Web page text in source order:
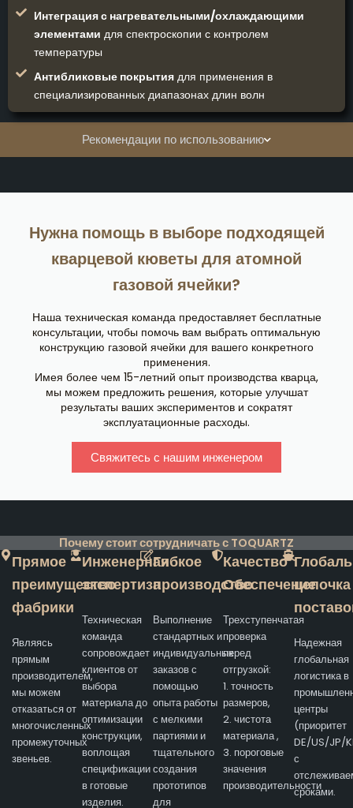
Рекомендации по использованию
Интеграция с нагревательными/охлаждающими
элементами для спектроскопии с контролем
температуры
Антибликовые покрытиядля применения в
специализированных диапазонах длин волн
Нужна помощь в выборе подходящей
кварцевой кюветы для атомной
газовой ячейки?
Наша техническая команда предоставляет бесплатные
консультации, чтобы помочь вам выбрать оптимальную
конструкцию газовой ячейки для вашего конкретного
применения.
Имея более чем 15-летний опыт производства кварца,
мы можем предложить решения, которые улучшат
результаты ваших экспериментов и сократят
эксплуатационные расходы.
Свяжитесь с нашим инженером
Почему стоит сотрудничать с TOQUARTZ
Прямое
преимущество
фабрики
Являясь
прямым
производителем,
мы можем
отказаться от
многочисленных
промежуточных
звеньев.
Инженерная
экспертиза
Техническая
команда
сопровождает
клиентов от
выбора
материала до
оптимизации
конструкции,
воплощая
спецификации
в готовые
изделия.
Гибкое
производство
Выполнение
стандартных и
индивидуальных
заказов с
помощью
опыта работы
с мелкими
партиями и
тщательного
создания
прототипов
для
Качество
Обеспечение
Трехступенчатая
проверка
перед
отгрузкой:
1. точность
размеров,
2. чистота
материала ,
3. пороговые
значения
производительности
цепочка
Надежная
глобальная
логистика в
центры
(приоритет
DE/US/JP/
с
сроками.